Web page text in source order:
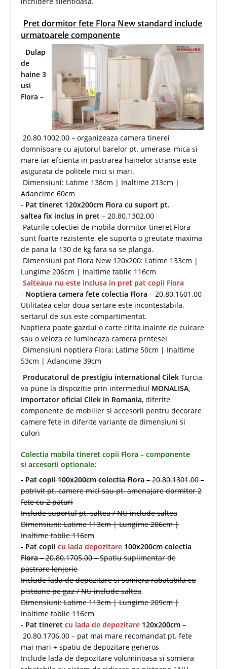
Pret dormitor fete Flora New standard include
urmatoarele componente
- Dulap
de
haine 3
usi
Flora –
20.80.1002.00 – organizeaza camera tinerei
domnisoare cu ajutorul barelor pt. umerase, mica si
mare iar efcienta in pastrarea hainelor stranse este
asigurata de politele mici si mari.
Dimensiuni: Latime 138cm | Inaltime 213cm |
Adancime 60cm
- Pat tineret 120x200cm Flora cu suport pt.
saltea fix inclus in pret – 20.80.1302.00
Paturile colectiei de mobila dormitor tineret Flora
sunt foarte rezistente, ele suporta o greutate maxima
de pana la 130 de kg fara sa se planga.
Dimensiuni pat Flora New 120x200: Latime 133cm |
Lungime 206cm | Inaltime tablie 116cm
Salteaua nu este inclusa in pret pat copii Flora
- Noptiera camera fete colectia Flora – 20.80.1601.00
Utilitatea celor doua sertare este incontestabila,
sertarul de sus este compartimentat.
Noptiera poate gazdui o carte citita inainte de culcare
sau o veioza ce lumineaza camera prntesei
Dimensiuni noptiera Flora: Latime 50cm | Inaltime
53cm | Adancime 39cm
Producatorul de prestigiu international Cilek Turcia
va pune la dispozitie prin intermediul MONALISA,
importator oficial Cilek in Romania, diferite
componente de mobilier si accesorii pentru decorare
camere fete in diferite variante de dimensiuni si
culori
Colectia mobila tineret copii Flora – componente
si accesorii optionale:
-Pat copii 100x200cm colectia Flora– 20.80.1301.00 –
potrivit pt. camere mici sau pt. amenajare dormitor 2
fete cu 2 paturi
Include suportul pt. saltea / NU include saltea
Dimensiuni: Latime 113cm | Lungime 206cm |
Inaltime tablie 116cm
-Pat copiicu lada depozitare100x200cm colectia
Flora– 20.80.1705.00 – Spatiu suplimentar de
pastrare lenjerie
Include lada de depozitare si somiera rabatabila cu
pistoane pe gaz / NU include saltea
Dimensiuni: Latime 113cm | Lungime 209cm |
Inaltime tablie 116cm
- Pat tineret cu lada de depozitare 120x200cm –
20.80.1706.00 – pat mai mare recomandat pt. fete
mai mari + spatiu de depozitare generos
Include lada de depozitare voluminoasa si somiera